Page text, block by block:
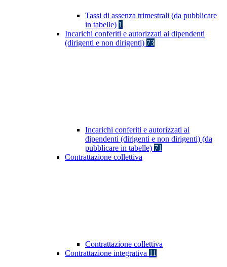
Tassi di assenza trimestrali (da pubblicare
in tabelle) 1
Incarichi conferiti e autorizzati ai dipendenti
(dirigenti e non dirigenti) 73
Incarichi conferiti e autorizzati ai
dipendenti (dirigenti e non dirigenti) (da
pubblicare in tabelle) 71
Contrattazione collettiva
Contrattazione collettiva
Contrattazione integrativa 11